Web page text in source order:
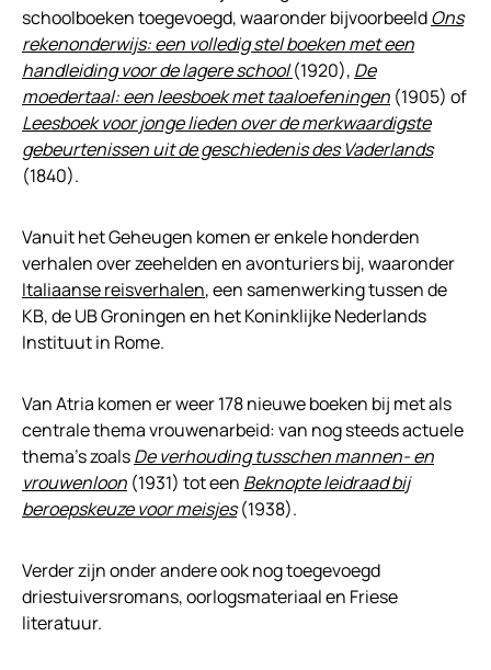
schoolboeken toegevoegd, waaronder bijvoorbeeldOns
rekenonderwijs: een volledig stel boeken met een
handleiding voor de lagere school(1920), De
moedertaal: een leesboek met taaloefeningen (1905) of
Leesboek voor jonge lieden over de merkwaardigste
gebeurtenissen uit de geschiedenis des Vaderlands
(1840).
Vanuit het Geheugen komen er enkele honderden
verhalen over zeehelden en avonturiers bij, waaronder
Italiaanse reisverhalen, een samenwerking tussen de
KB, de UB Groningen en het Koninklijke Nederlands
Instituut in Rome.
Van Atria komen er weer 178 nieuwe boeken bij met als
centrale thema vrouwenarbeid: van nog steeds actuele
thema’s zoalsDe verhouding tusschen mannen- en
vrouwenloon (1931) tot een Beknopte leidraad bij
beroepskeuze voor meisjes(1938).
Verder zijn onder andere ook nog toegevoegd
driestuiversromans, oorlogsmateriaal en Friese
literatuur.